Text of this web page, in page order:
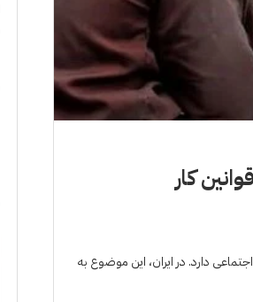
کار
دارد. در ایران، این موضوع به